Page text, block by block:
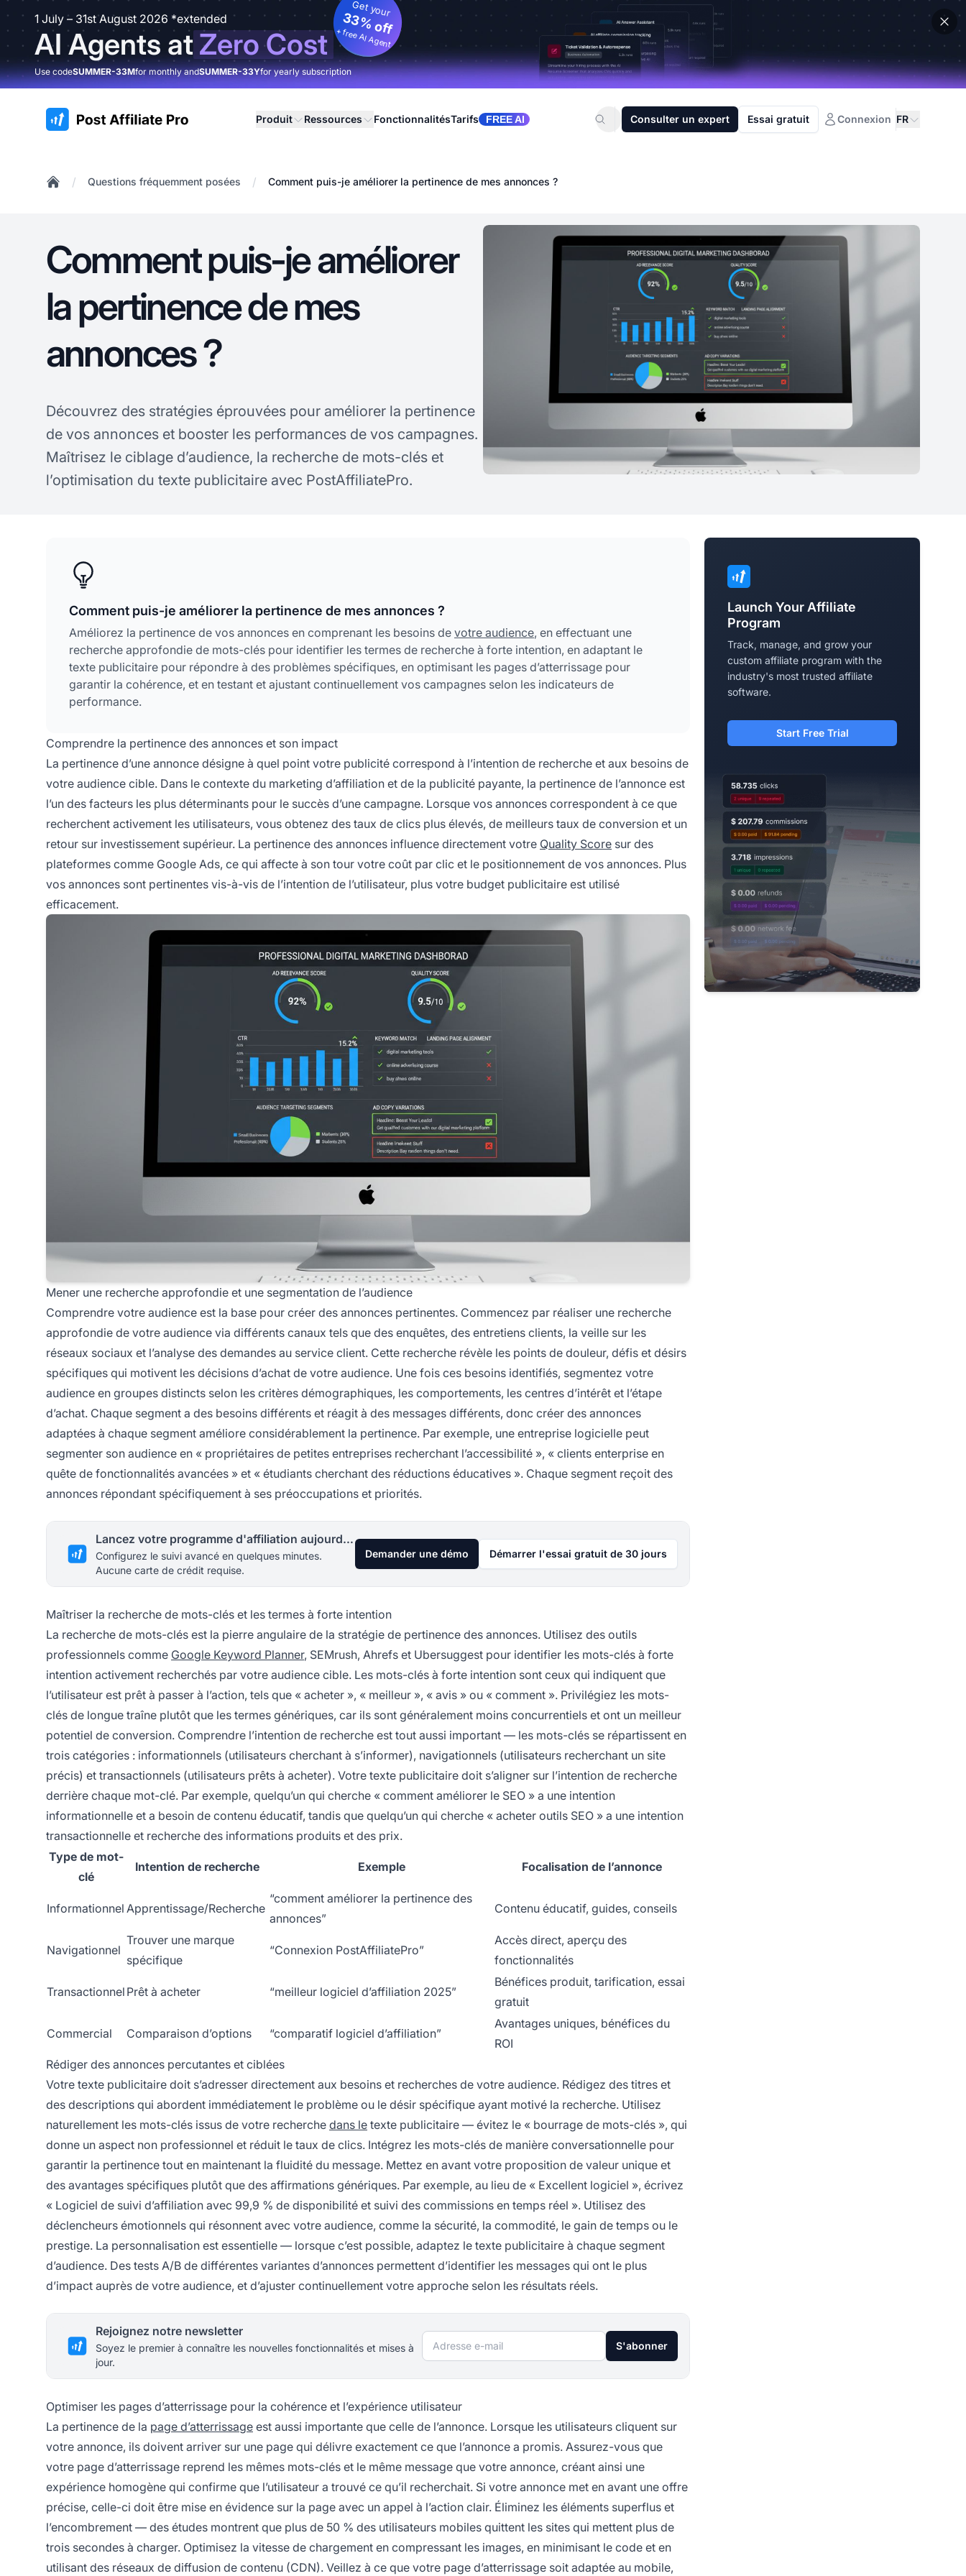
1 July – 31st August 2026 *extended
AI Agents atZero Cost
Get your
33% off
+ free AI Agent
Use codeSUMMER-33Mfor monthly andSUMMER-33Yfor yearly subscription
:site.title Produit Ressources FonctionnalitésTarifs FREE AI Consulter un expert Essai gratuit Connexion FR
/ Questions fréquemment posées / Comment puis-je améliorer la pertinence de mes annonces ?
Comment puis-je améliorer
la pertinence de mes
annonces ?
Découvrez des stratégies éprouvées pour améliorer la pertinence
de vos annonces et booster les performances de vos campagnes.
Maîtrisez le ciblage d’audience, la recherche de mots-clés et
l’optimisation du texte publicitaire avec PostAffiliatePro.
Comment puis-je améliorer la pertinence de mes annonces ?
Améliorez la pertinence de vos annonces en comprenant les besoins de votre audience, en effectuant une
recherche approfondie de mots-clés pour identifier les termes de recherche à forte intention, en adaptant le
texte publicitaire pour répondre à des problèmes spécifiques, en optimisant les pages d’atterrissage pour
garantir la cohérence, et en testant et ajustant continuellement vos campagnes selon les indicateurs de
performance.
Comprendre la pertinence des annonces et son impact
La pertinence d’une annonce désigne à quel point votre publicité correspond à l’intention de recherche et aux besoins de
votre audience cible. Dans le contexte du marketing d’affiliation et de la publicité payante, la pertinence de l’annonce est
l’un des facteurs les plus déterminants pour le succès d’une campagne. Lorsque vos annonces correspondent à ce que
recherchent activement les utilisateurs, vous obtenez des taux de clics plus élevés, de meilleurs taux de conversion et un
retour sur investissement supérieur. La pertinence des annonces influence directement votre Quality Score sur des
plateformes comme Google Ads, ce qui affecte à son tour votre coût par clic et le positionnement de vos annonces. Plus
vos annonces sont pertinentes vis-à-vis de l’intention de l’utilisateur, plus votre budget publicitaire est utilisé
efficacement.
Mener une recherche approfondie et une segmentation de l’audience
Comprendre votre audience est la base pour créer des annonces pertinentes. Commencez par réaliser une recherche
approfondie de votre audience via différents canaux tels que des enquêtes, des entretiens clients, la veille sur les
réseaux sociaux et l’analyse des demandes au service client. Cette recherche révèle les points de douleur, défis et désirs
spécifiques qui motivent les décisions d’achat de votre audience. Une fois ces besoins identifiés, segmentez votre
audience en groupes distincts selon les critères démographiques, les comportements, les centres d’intérêt et l’étape
d’achat. Chaque segment a des besoins différents et réagit à des messages différents, donc créer des annonces
adaptées à chaque segment améliore considérablement la pertinence. Par exemple, une entreprise logicielle peut
segmenter son audience en « propriétaires de petites entreprises recherchant l’accessibilité », « clients enterprise en
quête de fonctionnalités avancées » et « étudiants cherchant des réductions éducatives ». Chaque segment reçoit des
annonces répondant spécifiquement à ses préoccupations et priorités.
Lancez votre programme d'affiliation aujourd'hui
Configurez le suivi avancé en quelques minutes.
Aucune carte de crédit requise.
Demander une démo Démarrer l'essai gratuit de 30 jours
Maîtriser la recherche de mots-clés et les termes à forte intention
La recherche de mots-clés est la pierre angulaire de la stratégie de pertinence des annonces. Utilisez des outils
professionnels comme Google Keyword Planner, SEMrush, Ahrefs et Ubersuggest pour identifier les mots-clés à forte
intention activement recherchés par votre audience cible. Les mots-clés à forte intention sont ceux qui indiquent que
l’utilisateur est prêt à passer à l’action, tels que « acheter », « meilleur », « avis » ou « comment ». Privilégiez les mots-
clés de longue traîne plutôt que les termes génériques, car ils sont généralement moins concurrentiels et ont un meilleur
potentiel de conversion. Comprendre l’intention de recherche est tout aussi important — les mots-clés se répartissent en
trois catégories : informationnels (utilisateurs cherchant à s’informer), navigationnels (utilisateurs recherchant un site
précis) et transactionnels (utilisateurs prêts à acheter). Votre texte publicitaire doit s’aligner sur l’intention de recherche
derrière chaque mot-clé. Par exemple, quelqu’un qui cherche « comment améliorer le SEO » a une intention
informationnelle et a besoin de contenu éducatif, tandis que quelqu’un qui cherche « acheter outils SEO » a une intention
transactionnelle et recherche des informations produits et des prix.
Type de mot-
clé
Intention de recherche Exemple Focalisation de l’annonce
Informationnel Apprentissage/Recherche
“comment améliorer la pertinence des
annonces”
Contenu éducatif, guides, conseils
Navigationnel
Trouver une marque
spécifique
“Connexion PostAffiliatePro”
Accès direct, aperçu des
fonctionnalités
Transactionnel Prêt à acheter “meilleur logiciel d’affiliation 2025”
Bénéfices produit, tarification, essai
gratuit
Commercial Comparaison d’options “comparatif logiciel d’affiliation”
Avantages uniques, bénéfices du
ROI
Rédiger des annonces percutantes et ciblées
Votre texte publicitaire doit s’adresser directement aux besoins et recherches de votre audience. Rédigez des titres et
des descriptions qui abordent immédiatement le problème ou le désir spécifique ayant motivé la recherche. Utilisez
naturellement les mots-clés issus de votre recherche dans le texte publicitaire — évitez le « bourrage de mots-clés », qui
donne un aspect non professionnel et réduit le taux de clics. Intégrez les mots-clés de manière conversationnelle pour
garantir la pertinence tout en maintenant la fluidité du message. Mettez en avant votre proposition de valeur unique et
des avantages spécifiques plutôt que des affirmations génériques. Par exemple, au lieu de « Excellent logiciel », écrivez
« Logiciel de suivi d’affiliation avec 99,9 % de disponibilité et suivi des commissions en temps réel ». Utilisez des
déclencheurs émotionnels qui résonnent avec votre audience, comme la sécurité, la commodité, le gain de temps ou le
prestige. La personnalisation est essentielle — lorsque c’est possible, adaptez le texte publicitaire à chaque segment
d’audience. Des tests A/B de différentes variantes d’annonces permettent d’identifier les messages qui ont le plus
d’impact auprès de votre audience, et d’ajuster continuellement votre approche selon les résultats réels.
Rejoignez notre newsletter
Soyez le premier à connaître les nouvelles fonctionnalités et mises à
jour.
Adresse e-mail S'abonner
Optimiser les pages d’atterrissage pour la cohérence et l’expérience utilisateur
La pertinence de la page d’atterrissage est aussi importante que celle de l’annonce. Lorsque les utilisateurs cliquent sur
votre annonce, ils doivent arriver sur une page qui délivre exactement ce que l’annonce a promis. Assurez-vous que
votre page d’atterrissage reprend les mêmes mots-clés et le même message que votre annonce, créant ainsi une
expérience homogène qui confirme que l’utilisateur a trouvé ce qu’il recherchait. Si votre annonce met en avant une offre
précise, celle-ci doit être mise en évidence sur la page avec un appel à l’action clair. Éliminez les éléments superflus et
l’encombrement — des études montrent que plus de 50 % des utilisateurs mobiles quittent les sites qui mettent plus de
trois secondes à charger. Optimisez la vitesse de chargement en compressant les images, en minimisant le code et en
utilisant des réseaux de diffusion de contenu (CDN). Veillez à ce que votre page d’atterrissage soit adaptée au mobile,
Launch Your Affiliate
Program
Track, manage, and grow your
custom affiliate program with the
industry's most trusted affiliate
software.
Start Free Trial